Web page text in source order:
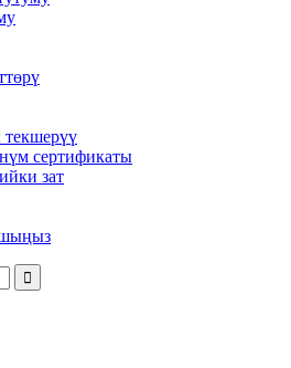
сертификаты
зат